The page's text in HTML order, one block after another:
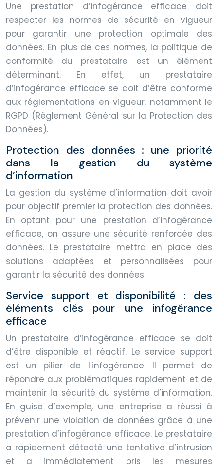
Une prestation d’infogérance efficace doit
respecter les normes de sécurité en vigueur
pour garantir une protection optimale des
données. En plus de ces normes, la politique de
conformité du prestataire est un élément
déterminant. En effet, un prestataire
d’infogérance efficace se doit d’être conforme
aux réglementations en vigueur, notamment le
RGPD (Règlement Général sur la Protection des
Données).
Protection des données : une priorité
dans la gestion du système
d’information
La gestion du système d’information doit avoir
pour objectif premier la protection des données.
En optant pour une prestation d’infogérance
efficace, on assure une sécurité renforcée des
données. Le prestataire mettra en place des
solutions adaptées et personnalisées pour
garantir la sécurité des données.
Service support et disponibilité : des
éléments clés pour une infogérance
efficace
Un prestataire d’infogérance efficace se doit
d’être disponible et réactif. Le service support
est un pilier de l’infogérance. Il permet de
répondre aux problématiques rapidement et de
maintenir la sécurité du système d’information.
En guise d’exemple, une entreprise a réussi à
prévenir une violation de données grâce à une
prestation d’infogérance efficace. Le prestataire
a rapidement détecté une tentative d’intrusion
et a immédiatement pris les mesures